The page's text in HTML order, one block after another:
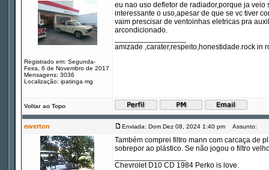
Registrado em: Segunda-
Feira, 6 de Novembro de 2017
Mensagens: 3036
Localização: ipatinga mg
eu nao uso defletor de radiador,porque ja
interessante o uso,apesar de que se vc tiver
vaim prescisar de ventoinhas eletricas pra
arcondicionado.
amizade ,carater,respeito,honestidade.rock in
Voltar ao Topo
ewerton Enviada: Dom Dez 08, 2024 1:40 pm Assunto:
Também comprei filtro mann com carcaça de
sobrepor ao plástico. Se não jogou o filtro
Chevrolet D10 CD 1984 Perko is love.